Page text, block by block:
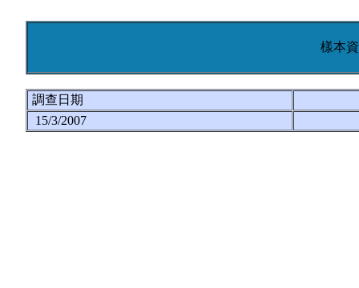
樣本
調查日期
15/3/2007